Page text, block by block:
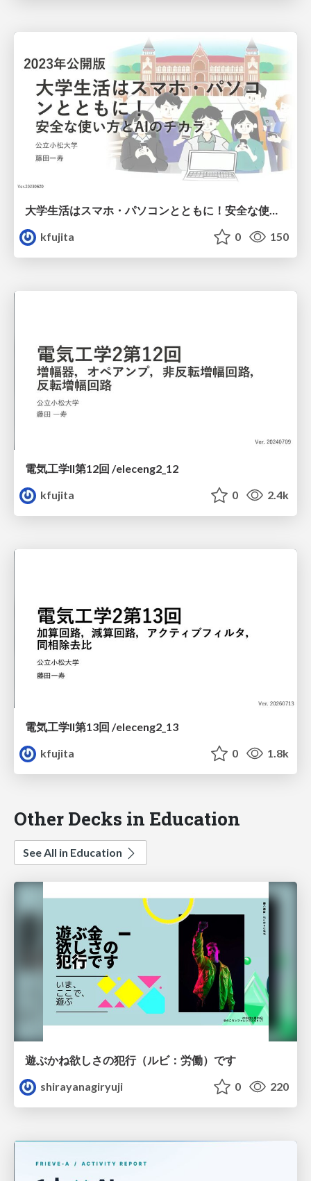
kfujita
0 150
電気工学II第12回 /eleceng2_12
kfujita
0 2.4k
電気工学II第13回 /eleceng2_13
kfujita
0 1.8k
Other Decks in Education
See All in Education
遊ぶかね欲しさの犯行（ルビ：労働）です
shirayanagiryuji
0 220